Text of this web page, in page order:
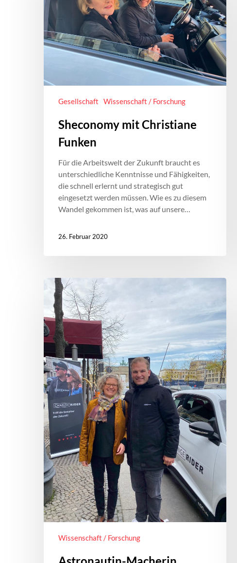
Gesellschaft Wissenschaft / Forschung
Sheconomy mit Christiane
Funken
Für die Arbeitswelt der Zukunft braucht es
unterschiedliche Kenntnisse und Fähigkeiten,
die schnell erlernt und strategisch gut
eingesetzt werden müssen. Wie es zu diesem
Wandel gekommen ist, was auf unsere…
26. Februar 2020
Wissenschaft / Forschung